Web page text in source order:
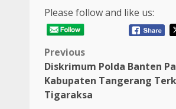
Please follow and like us:
Post
navigation
Previous
Diskrimum Polda Banten
Kabupaten Tangerang
Tigaraksa